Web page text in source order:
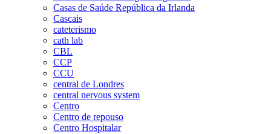
Casas de Saúde República da Irlanda
Cascais
cateterismo
cath lab
CBL
CCP
CCU
central de Londres
central nervous system
Centro
Centro de repouso
Centro Hospitalar